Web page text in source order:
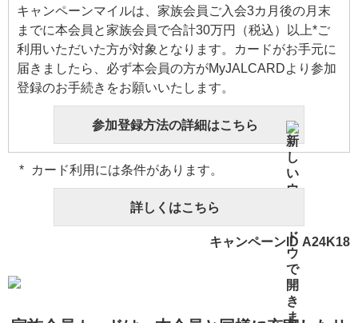
キャンペーンマイルは、家族会員ご入会3カ月後の月末
までに本会員と家族会員で合計30万円（税込）以上*ご
利用いただいた方が対象となります。カードがお手元に
届きましたら、必ず本会員の方がMyJALCARDより参加
登録のお手続きをお願いいたします。
参加登録方法の詳細はこちら
カード利用には条件があります。
詳しくはこちら
キャンペーンID A24K18